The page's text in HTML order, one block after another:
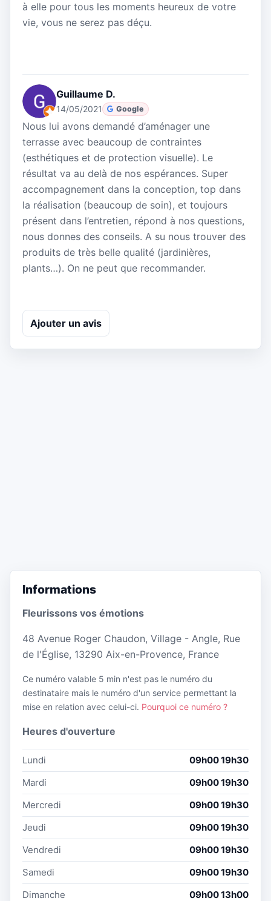
à elle pour tous les moments heureux de votre
vie, vous ne serez pas déçu.
Guillaume D.
14/05/2021 Google
Nous lui avons demandé d’aménager une
terrasse avec beaucoup de contraintes
(esthétiques et de protection visuelle). Le
résultat va au delà de nos espérances. Super
accompagnement dans la conception, top dans
la réalisation (beaucoup de soin), et toujours
présent dans l’entretien, répond à nos questions,
nous donnes des conseils. A su nous trouver des
produits de très belle qualité (jardinières,
plants…). On ne peut que recommander.
Ajouter un avis
Informations
Fleurissons vos émotions
48 Avenue Roger Chaudon, Village - Angle, Rue
de l'Église, 13290 Aix-en-Provence, France
Ce numéro valable 5 min n'est pas le numéro du
destinataire mais le numéro d'un service permettant la
mise en relation avec celui-ci. Pourquoi ce numéro ?
Heures d'ouverture
Lundi
09h00 19h30
Mardi
09h00 19h30
Mercredi
09h00 19h30
Jeudi
09h00 19h30
Vendredi
09h00 19h30
Samedi
09h00 19h30
Dimanche
09h00 13h00